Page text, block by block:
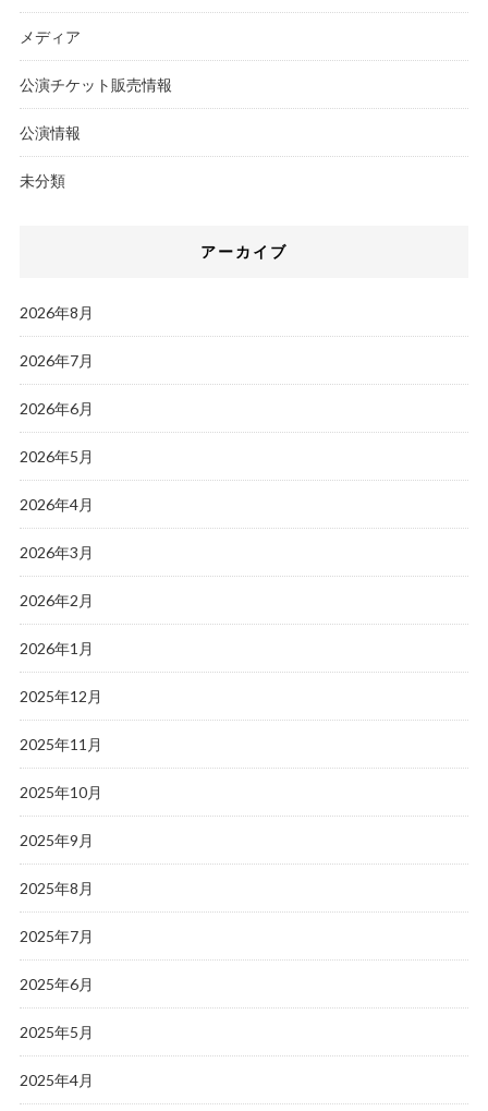
メディア
公演チケット販売情報
公演情報
未分類
アーカイブ
2026年8月
2026年7月
2026年6月
2026年5月
2026年4月
2026年3月
2026年2月
2026年1月
2025年12月
2025年11月
2025年10月
2025年9月
2025年8月
2025年7月
2025年6月
2025年5月
2025年4月